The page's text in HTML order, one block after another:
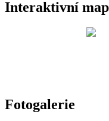
Interaktivní
Fotogalerie